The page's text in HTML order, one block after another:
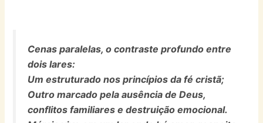
Cenas paralelas, o contraste profundo entre
dois lares:
Um estruturado nos princípios da fé cristã;
Outro marcado pela ausência de Deus,
conflitos familiares e destruição emocional.